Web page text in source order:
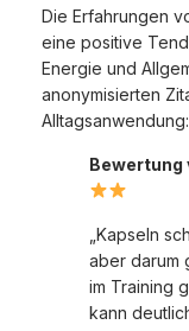
Die Erfahrungen
eine positive
Energie und
anonymisierten
Alltagsanwendung:
Bewertung
„Kapseln
aber darum
im Training
kann